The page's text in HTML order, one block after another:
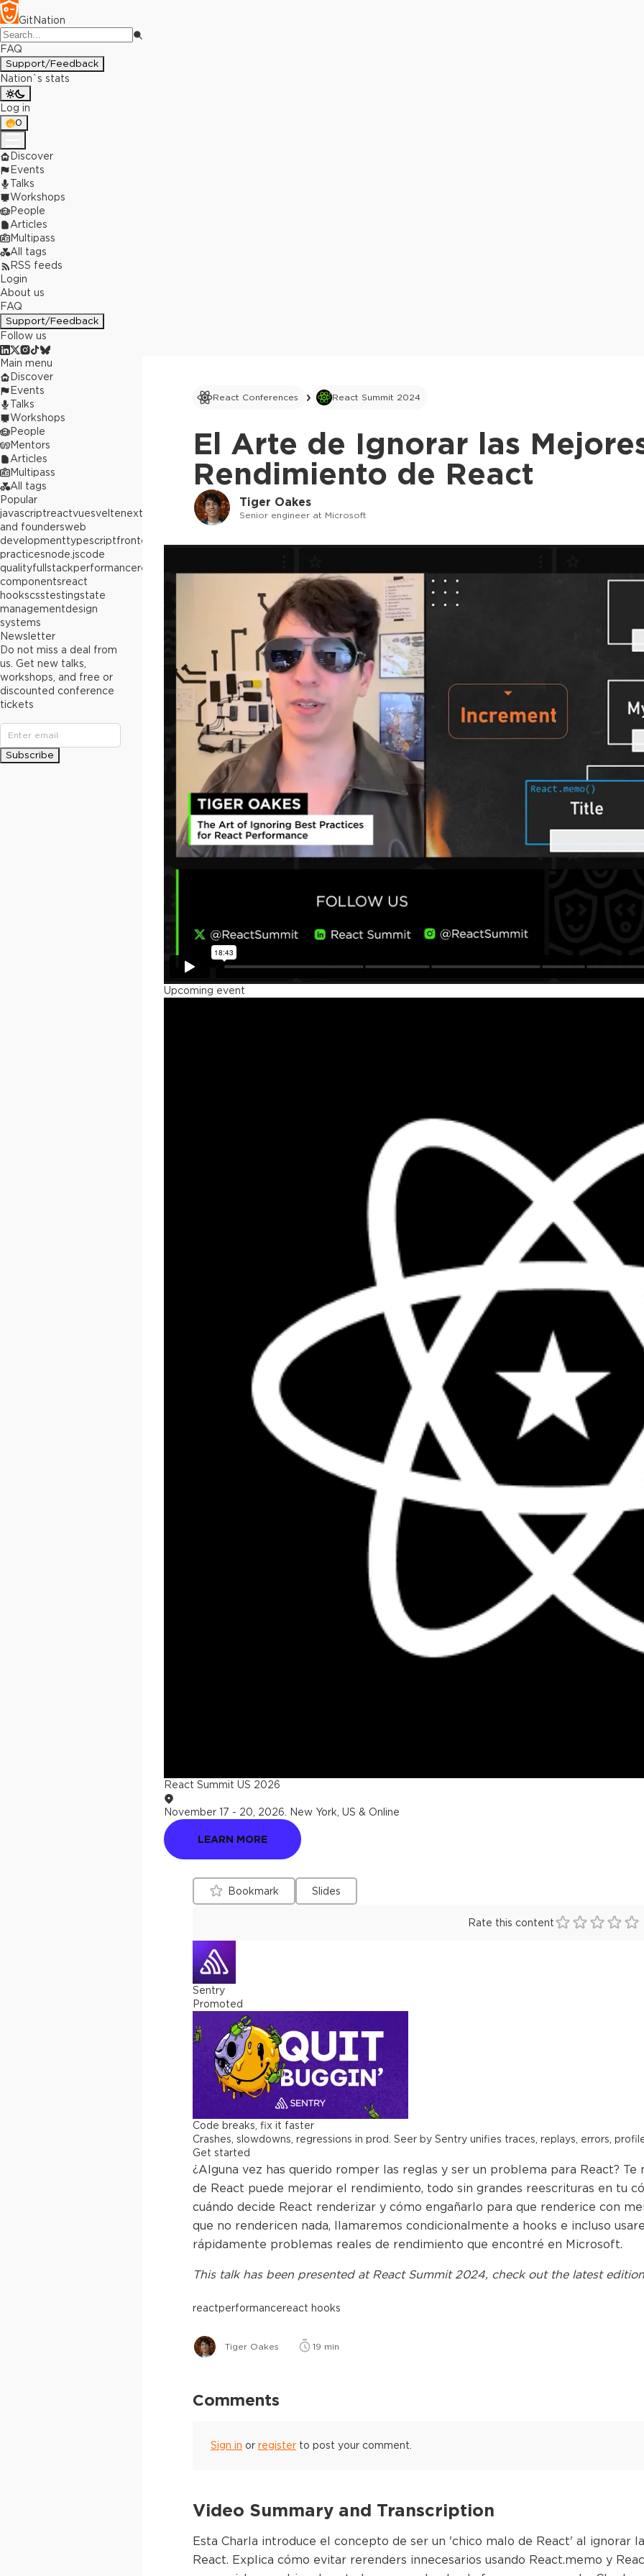
GitNation
FAQ
Support/Feedback
Nation`s stats
Log in
0
Discover
Events
Talks
Workshops
People
Articles
Multipass
All tags
RSS feeds
Login
About us
FAQ
Support/Feedback
Follow us
React Conferences React Summit 2024
El Arte de Ignorar las
Rendimiento de React
Tiger Oakes
Senior engineer at Microsoft
React Summit US 2026
November 17 - 20, 2026
New York, US & Online
The biggest React conference in the
LEARN MORE
Upcoming event
React Summit US 2026
November 17 - 20, 2026 New York, US & Online
LEARN MORE
Bookmark Slides
Rate this content
Sentry
Promoted
Code breaks, fix it faster
Crashes, slowdowns, regressions in prod. Seer by Sentry unifies traces, replays, errors,
Get started
¿Alguna vez has querido romper las reglas y ser un problema para React?
de React puede mejorar el rendimiento, todo sin grandes reescrituras en tu
cuándo decide React renderizar y cómo engañarlo para que renderice con
que no rendericen nada, llamaremos condicionalmente a hooks e incluso
rápidamente problemas reales de rendimiento que encontré en Microsoft.
This talkhas been presented at React Summit 2024, check out the latest
reactperformancereact hooks
Tiger Oakes 19 min
Comments
Sign in or register to post your comment.
Video Summary and Transcription
Esta Charla introduce el concepto de ser un 'chico malo de React' al ignorar
React. Explica cómo evitar rerenders innecesarios usando React.memo y
Main menu
Discover
Events
Talks
Workshops
People
Mentors
Articles
Multipass
All tags
Popular
javascriptreactvuesveltenext.js
and foundersweb
developmenttypescriptfrontend
practicesnode.jscode
qualityfullstackperformancereact
componentsreact
hookscsstestingstate
managementdesign
systems
Newsletter
Do not miss a deal from
us. Get new talks,
workshops, and free or
discounted conference
tickets
Subscribe